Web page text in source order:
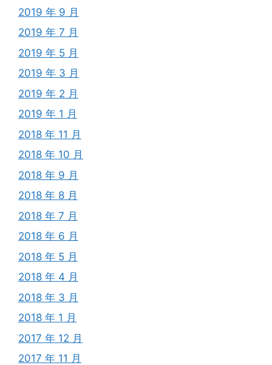
2019 年 9 月
2019 年 7 月
2019 年 5 月
2019 年 3 月
2019 年 2 月
2019 年 1 月
2018 年 11 月
2018 年 10 月
2018 年 9 月
2018 年 8 月
2018 年 7 月
2018 年 6 月
2018 年 5 月
2018 年 4 月
2018 年 3 月
2018 年 1 月
2017 年 12 月
2017 年 11 月